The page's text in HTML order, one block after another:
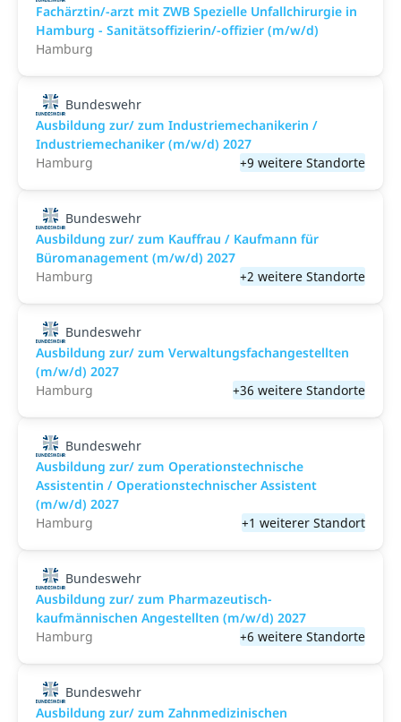
Fachärztin/-arzt mit ZWB Spezielle Unfallchirurgie in
Hamburg - Sanitätsoffizierin/-offizier (m/w/d)
Hamburg
Bundeswehr
Ausbildung zur/ zum Industriemechanikerin /
Industriemechaniker (m/w/d) 2027
Hamburg
+9 weitere Standorte
Bundeswehr
Ausbildung zur/ zum Kauffrau / Kaufmann für
Büromanagement (m/w/d) 2027
Hamburg
+2 weitere Standorte
Bundeswehr
Ausbildung zur/ zum Verwaltungsfachangestellten
(m/w/d) 2027
Hamburg
+36 weitere Standorte
Bundeswehr
Ausbildung zur/ zum Operationstechnische
Assistentin / Operationstechnischer Assistent
(m/w/d) 2027
Hamburg
+1 weiterer Standort
Bundeswehr
Ausbildung zur/ zum Pharmazeutisch-
kaufmännischen Angestellten (m/w/d) 2027
Hamburg
+6 weitere Standorte
Bundeswehr
Ausbildung zur/ zum Zahnmedizinischen